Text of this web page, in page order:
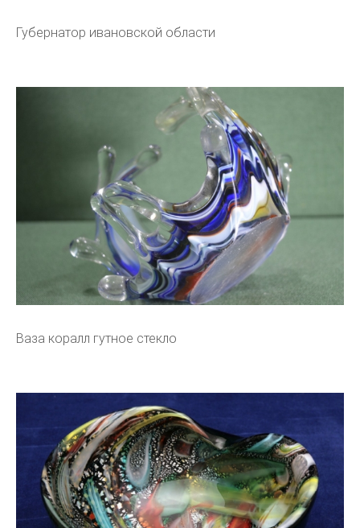
Губернатор ивановской области
Ваза коралл гутное стекло